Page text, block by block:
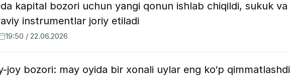
kapital bozori uchun yangi qonun ishlab chiqildi, sukuk va
instrumentlar joriy etiladi
19:50 / 22.06.2026
joy bozori: may oyida bir xonali uylar eng ko‘p qimmatlashdi